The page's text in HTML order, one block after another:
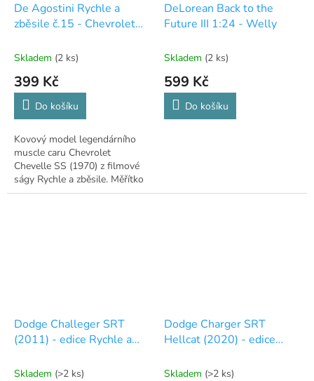
De Agostini Rychle a
zběsile č.15 - Chevrolet
Skladem (2 ks)
399 Kč
Do košíku
Kovový model legendárního
muscle caru Chevrolet
Chevelle SS (1970) z filmové
ságy Rychle a zběsile. Měřítko
1:43, edice De Agostini.
DeLorean Back to the
Future III 1:24 - Welly
Skladem (2 ks)
599 Kč
Do košíku
Dodge Challeger SRT
(2011) - edice Rychle a
Skladem (>2 ks)
Dodge Charger SRT
Hellcat (2020) - edice
Skladem (>2 ks)